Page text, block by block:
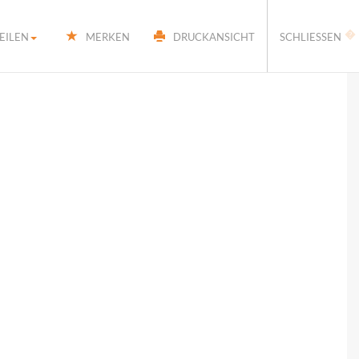
MERKEN DRUCKANSICHT �
SCHLIESSEN